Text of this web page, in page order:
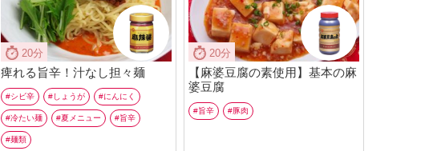
20分
痺れる旨辛！汁なし担々麺
シビ辛 しょうが にんにく
冷たい麺 夏メニュー 旨辛
麺類
20分
【麻婆豆腐の素使用】基本の麻
婆豆腐
旨辛 豚肉